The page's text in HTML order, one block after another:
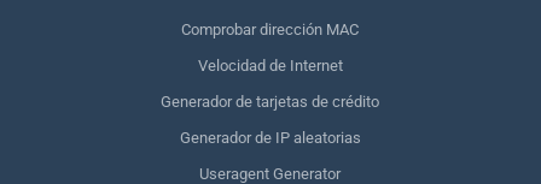
Comprobar dirección MAC
Velocidad de Internet
Generador de tarjetas de crédito
Generador de IP aleatorias
Useragent Generator